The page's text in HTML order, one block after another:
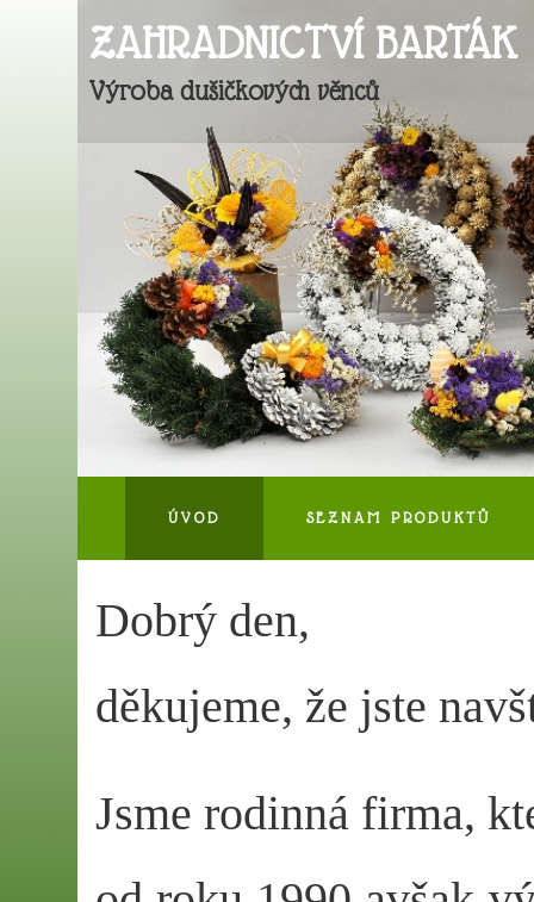
ZAHRADNICTVÍ BARTÁK
Výroba dušičkových věnců
ÚVOD SEZNAM PRODUKTŮ
Dobrý den,
děkujeme, že jste
Jsme rodinná firma,